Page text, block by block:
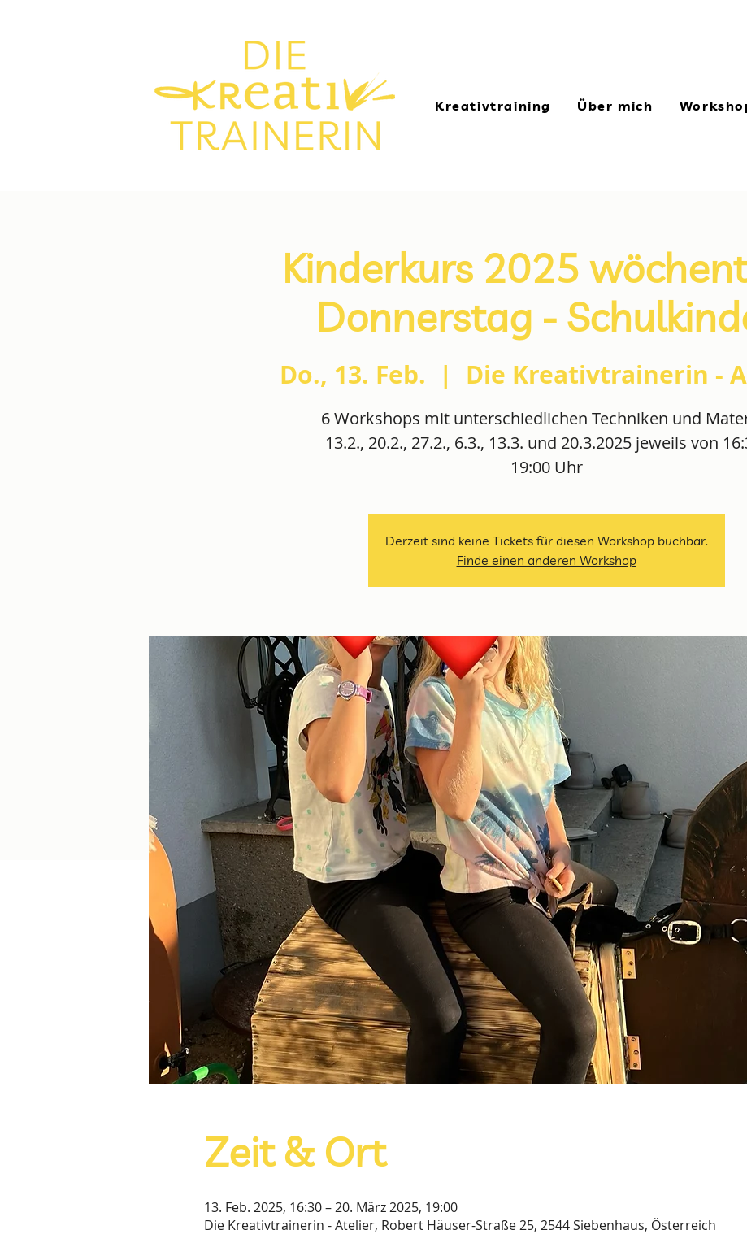
Kreativtraining Über mich
Kinderkurs 2025
Donnerstag -
Do., 13. Feb.
  |
Die Kreativtrainerin -
6 Workshops mit unterschiedlichen Techniken und
13.2., 20.2., 27.2., 6.3., 13.3. und 20.3.2025 jeweils von
19:00 Uhr
Derzeit sind keine Tickets für diesen Workshop buchbar.
Finde einen anderen Workshop
Zeit & Ort
13. Feb. 2025, 16:30 – 20. März 2025, 19:00
Die Kreativtrainerin - Atelier, Robert Häuser-Straße 25, 2544 Siebenhaus, Österreich